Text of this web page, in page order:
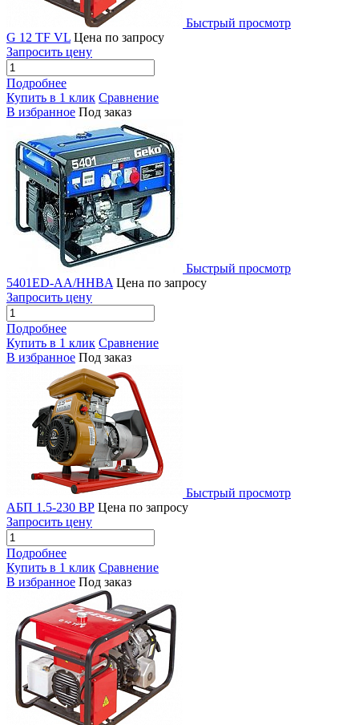
Быстрый просмотр
G 12 TF VL Цена по запросу
Запросить цену
Подробнее
Купить в 1 клик Сравнение
В избранное Под заказ
Быстрый просмотр
5401ED-AA/HHBA Цена по запросу
Запросить цену
Подробнее
Купить в 1 клик Сравнение
В избранное Под заказ
Быстрый просмотр
АБП 1.5-230 ВР Цена по запросу
Запросить цену
Подробнее
Купить в 1 клик Сравнение
В избранное Под заказ